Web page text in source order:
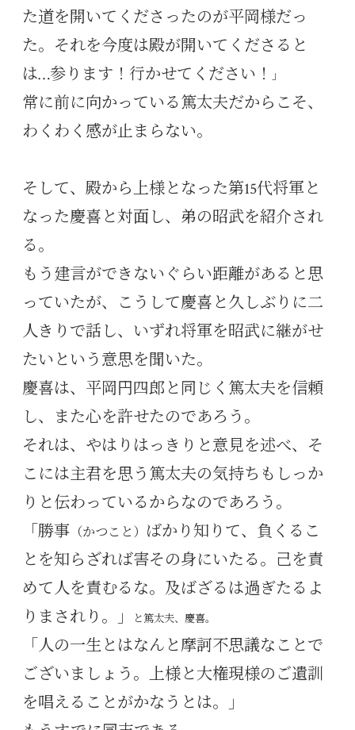
た道を開いてくださったのが平岡様だっ
た。それを今度は殿が開いてくださると
は…参ります！行かせてください！
」
常に前に向かっている篤太夫だからこそ、
わくわく感が止まらない。
そして、殿から上様となった第15代将軍と
なった慶喜と対面し、弟の昭武を紹介され
る。
もう建言ができないぐらい距離があると思
っていたが、こうして慶喜と久しぶりに二
人きりで話し、いずれ将軍を昭武に継がせ
たいという意思を聞いた。
慶喜は、平岡円四郎と同じく篤太夫を信頼
し、また心を許せたのであろう。
それは、やはりはっきりと意見を述べ、そ
こには主君を思う篤太夫の気持ちもしっか
りと伝わっているからなのであろう。
「勝事 （かつこと） ばかり知りて、負くるこ
とを知らざれば害その身にいたる。己を責
めて人を責むるな。及ばざるは過ぎたるよ
りまされり。」
と篤太夫、慶喜。
「人の一生とはなんと摩訶不思議なことで
ございましょう。上様と大権現様のご遺訓
を唱えることがかなうとは。」